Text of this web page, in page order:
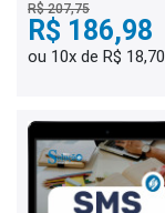
R$ 207,75
R$ 186,98
ou 10x de R$ 18,70